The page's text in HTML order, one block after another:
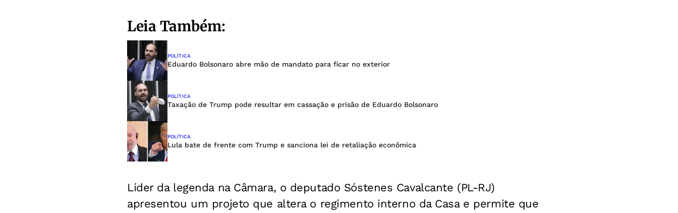
Leia Também:
POLÍTICA
Eduardo Bolsonaro abre mão de mandato para ficar no exterior
POLÍTICA
Taxação de Trump pode resultar em cassação e prisão de Eduardo Bolsonaro
POLÍTICA
Lula bate de frente com Trump e sanciona lei de retaliação econômica
Líder da legenda na Câmara, o deputado Sóstenes Cavalcante (PL-RJ)
apresentou um projeto que altera o regimento interno da Casa e permite que